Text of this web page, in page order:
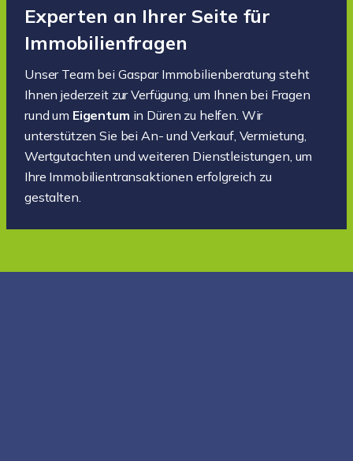
Experten an Ihrer Seite für
Immobilienfragen
Unser Team bei Gaspar Immobilienberatung steht
Ihnen jederzeit zur Verfügung, um Ihnen bei Fragen
rund um Eigentum in Düren zu helfen. Wir
unterstützen Sie bei An- und Verkauf, Vermietung,
Wertgutachten und weiteren Dienstleistungen, um
Ihre Immobilientransaktionen erfolgreich zu
gestalten.